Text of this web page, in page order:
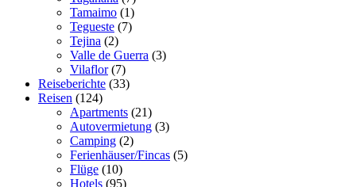
Tamaimo (1)
Tegueste (7)
Tejina (2)
Valle de Guerra (3)
Vilaflor(7)
Reiseberichte (33)
Reisen (124)
Apartments (21)
Autovermietung (3)
Camping (2)
Ferienhäuser/Fincas (5)
Flüge (10)
Hotels (95)